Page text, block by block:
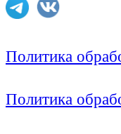
Политика
Политика